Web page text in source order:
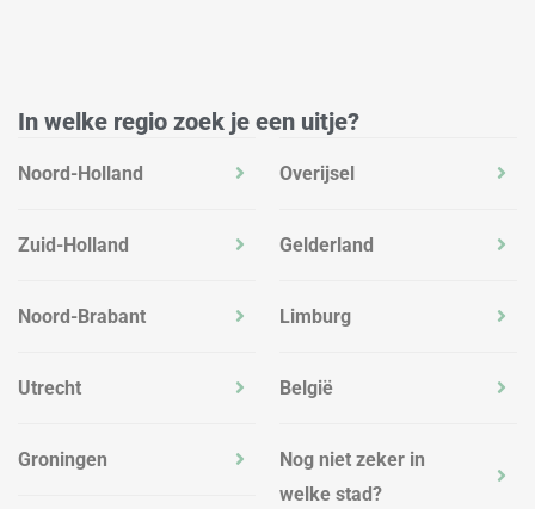
In welke regio zoek je een uitje?
Noord-Holland
Zuid-Holland
Noord-Brabant
Utrecht
Groningen
Overijsel
Gelderland
Limburg
België
Nog niet zeker in
welke stad?